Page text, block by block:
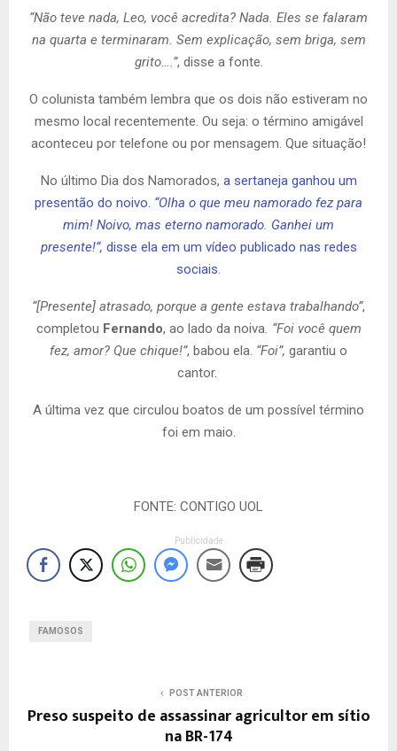
“Não teve nada, Leo, você acredita? Nada. Eles se falaram
na quarta e terminaram. Sem explicação, sem briga, sem
grito….”, disse a fonte.
O colunista também lembra que os dois não estiveram no
mesmo local recentemente. Ou seja: o término amigável
aconteceu por telefone ou por mensagem. Que situação!
No último Dia dos Namorados, a sertaneja ganhou um
presentão do noivo. “Olha o que meu namorado fez para
mim! Noivo, mas eterno namorado. Ganhei um
presente!”, disse ela em um vídeo publicado nas redes
sociais.
“[Presente] atrasado, porque a gente estava trabalhando”,
completou Fernando, ao lado da noiva. “Foi você quem
fez, amor? Que chique!”, babou ela. “Foi”, garantiu o
cantor.
A última vez que circulou boatos de um possível término
foi em maio.
FONTE: CONTIGO UOL
Publicidade
FAMOSOS
POST ANTERIOR
Preso suspeito de assassinar agricultor em sítio
na BR-174